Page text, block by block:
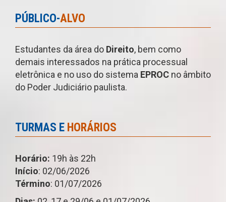
PÚBLICO-ALVO
Estudantes da área do Direito, bem como
demais interessados na prática processual
eletrônica e no uso do sistema EPROC no âmbito
do Poder Judiciário paulista.
TURMAS E HORÁRIOS
Horário: 19h às 22h
Início: 02/06/2026
Término: 01/07/2026